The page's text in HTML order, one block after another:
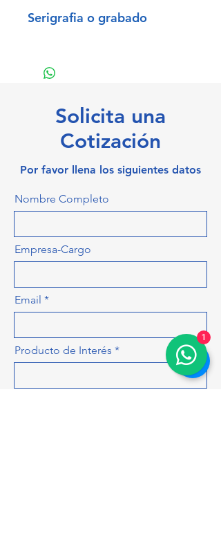
Serigrafia o grabado
Solicita una
Cotización
Por favor llena los siguientes datos
Nombre Completo
Empresa-Cargo
Email
Producto de Interés
1